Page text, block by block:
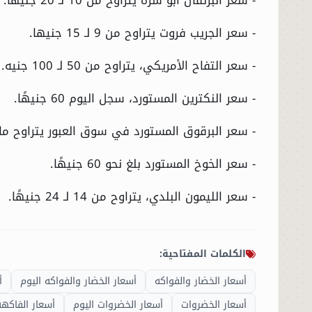
الرئيسية
الأخبار
الاقتصاد
- سعر الجريب فروت يتراوح من 9 لـ 15 جنيها.
- سعر التفاح الأمريكي، يتراوح من 50 لـ 100 جنيه.
- سعر النكترين المستورد، سجل اليوم 60 جنيهًا.
- سعر البرقوق المستورد في سوق العبور يتراوح ما بين 50 و 80
- سعر الخوخ المستورد بلغ نحو 60 جنيهًا.
- سعر الليمون البلدي، يتراوح من 14 لـ 24 جنيهًا.
الكلمات المفتاحية:
أسعار الخضار والفواكه
أسعار الخضار والفواكه اليوم
أسعار الخضروات
أسعار الخضروات اليوم أسعار